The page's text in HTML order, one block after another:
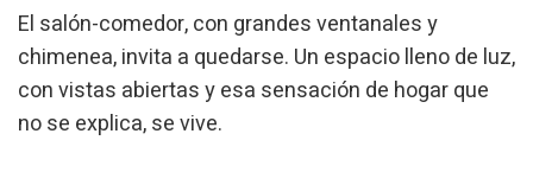
El salón-comedor, con grandes ventanales y
chimenea, invita a quedarse. Un espacio lleno de luz,
con vistas abiertas y esa sensación de hogar que
no se explica, se vive.
disque dur, même s'il doit garder à l'esprit qu'une telle
action peut entraîner des difficultés de navigation sur le
site.
Analyse et Personnalisation